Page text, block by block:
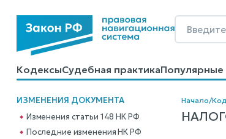
КодексыСудебная практикаПопулярные
КалькуляторыСправочные материалы
ИЗМЕНЕНИЯ ДОКУМЕНТА
Изменения статьи 148 НК РФ
Последние изменения НК РФ
Начало/